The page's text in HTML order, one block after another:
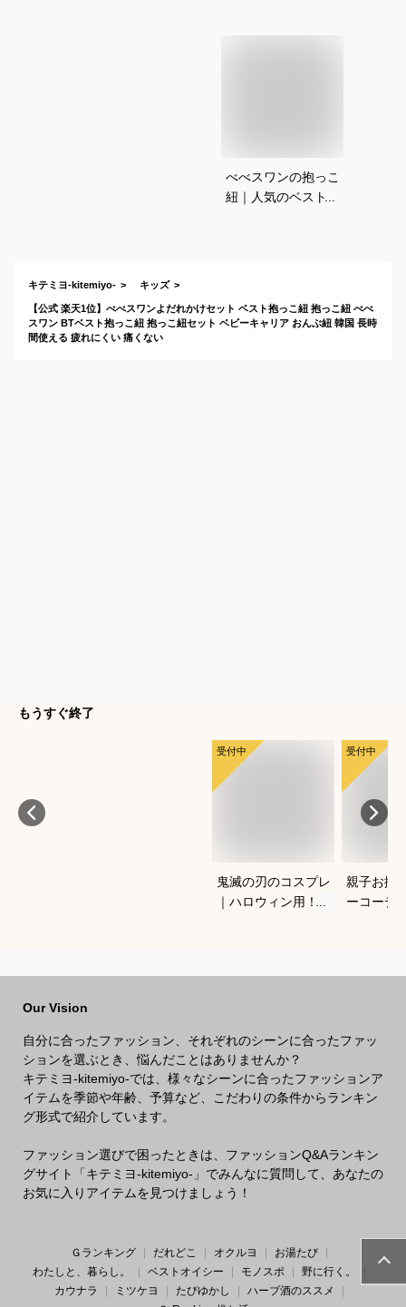
べべスワンの抱っこ
紐｜人気のベスト型
キテミヨ-kitemiyo- キッズ
【公式 楽天1位】べべスワンよだれかけセット ベスト抱っこ紐 抱っこ紐 べべ
スワン BTベスト抱っこ紐 抱っこ紐セット ベビーキャリア おんぶ紐 韓国 長時
間使える 疲れにくい 痛くない
もうすぐ終了
受付中
鬼滅の刃のコスプレ
｜ハロウィン用！キ
受付中
親子お揃
ーコーデ
Our Vision
自分に合ったファッション、それぞれのシーンに合ったファッ
ションを選ぶとき、悩んだことはありませんか？
キテミヨ-kitemiyo-では、様々なシーンに合ったファッションア
イテムを季節や年齢、予算など、こだわりの条件からランキン
グ形式で紹介しています。
ファッション選びで困ったときは、ファッションQ&Aランキン
グサイト「キテミヨ-kitemiyo-」でみんなに質問して、あなたの
お気に入りアイテムを見つけましょう！
Ｇランキング だれどこ オクルヨ
お湯たび
わたしと、暮らし。
ベストオイシー モノスポ
野に行く。
カウナラ
ミツケヨ たびゆかし
ハーブ酒のススメ